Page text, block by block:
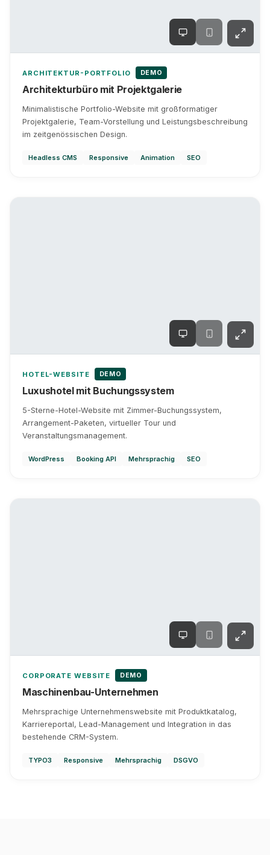
ARCHITEKTUR-PORTFOLIO DEMO
Architekturbüro mit Projektgalerie
Minimalistische Portfolio-Website mit großformatiger
Projektgalerie, Team-Vorstellung und Leistungsbeschreibung
im zeitgenössischen Design.
Headless CMS Responsive Animation SEO
HOTEL-WEBSITE DEMO
Luxushotel mit Buchungssystem
5-Sterne-Hotel-Website mit Zimmer-Buchungssystem,
Arrangement-Paketen, virtueller Tour und
Veranstaltungsmanagement.
WordPress Booking API Mehrsprachig SEO
CORPORATE WEBSITE DEMO
Maschinenbau-Unternehmen
Mehrsprachige Unternehmenswebsite mit Produktkatalog,
Karriereportal, Lead-Management und Integration in das
bestehende CRM-System.
TYPO3 Responsive Mehrsprachig DSGVO